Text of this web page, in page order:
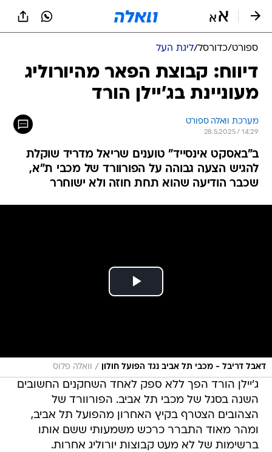
ספורט/כדורסל/ליגת העל
דיווח: קבוצת הפאר מהיורוליג
מעוניינת בג'יילן הורד
מערכת וואלה ספורט
28.5.2025 / 14:29
ב"באסקט אינסייד" טוענים שריאל מדריד שוקלת
להגיש הצעה גבוהה על הפורוורד של מכבי ת"א,
שכבר הודיעה שהוא תחת חוזה ולא ישוחרר
דאבל דריבל - מכבי תל אביב נגד הפועל חולון / וואלה פלוס
ג'יילן הורד הפך ללא ספק לאחד השחקנים החשובים
השנה בסגל של מכבי תל אביב. הפורוורד של
הצהובים הצטרף בקיץ האחרון מהפועל תל אביב,
ומהר מאוד התברר כרכש משמעותי ששם אותו
ברשימות של לא מעט קבוצות יורוליג אחרות.